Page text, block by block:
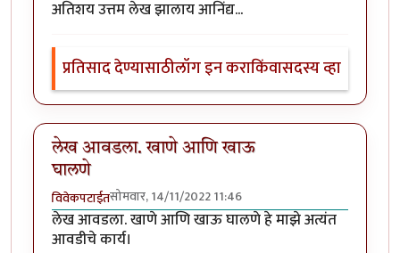
अतिशय उत्तम लेख झालाय आनिंद्य...
प्रतिसाद देण्यासाठीलॉग इन कराकिंवासदस्य व्हा
लेख आवडला. खाणे आणि खाऊ
घालणे
विवेकपटाईतसोमवार, 14/11/2022 11:46
लेख आवडला. खाणे आणि खाऊ घालणे हे माझे अत्यंत
आवडीचे कार्य।